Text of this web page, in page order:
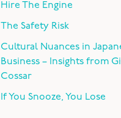
Hire The Engine
The Safety Risk
Cultural Nuances in
Business – Insights from
Cossar
If You Snooze, You Lose